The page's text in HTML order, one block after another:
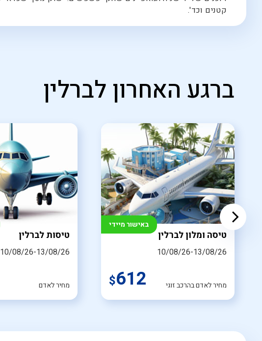
קטנים וכד'.
ברגע האחרון לברלין
טיסה ומלון לברלין
10/08/26-13/08/26
$612
באישור מיידי
מחיר לאדם בהרכב זוגי
טיסות לברלין
10/08/26-13/08/26
מחיר לאדם